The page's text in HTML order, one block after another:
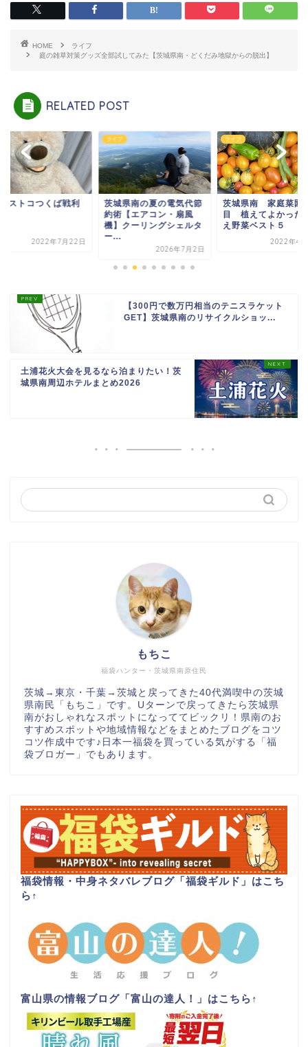
HOME
ライフ
庭の雑草対策グッズ全部試してみた【茨城県南・どくだみ地獄からの脱出】
RELATED POST
ストコつくば戦利
2022年7月22日
ライフ
茨城県南の夏の電気代節
約術【エアコン・扇風
機】クーリングシェルタ
ー...
2026年7月2日
ライフ
茨城県南 家庭菜園
目 植えてよかった
え野菜ベスト５
2022年4
【300円で数万円相当のテニスラケット
GET】茨城県南のリサイクルショッ...
土浦花火大会を見るなら泊まりたい！茨
城県南周辺ホテルまとめ2026
福袋ハンター・茨城県南原住民
もちこ
茨城→東京・千葉→茨城と戻ってきた40代満喫中の茨城
県南民「もちこ」です。Uターンで戻ってきたら茨城県
南がおしゃれなスポットになっててビックリ！県南のお
すすめスポットや地域情報などをまとめたブログをコツ
コツ作成中です♪日本一福袋を買っている気がする「福
袋ブロガー」でもあります。
福袋情報・中身ネタバレブログ「福袋ギルド」はこち
ら ↑
富山県の情報ブログ「富山の達人！」はこちら ↑